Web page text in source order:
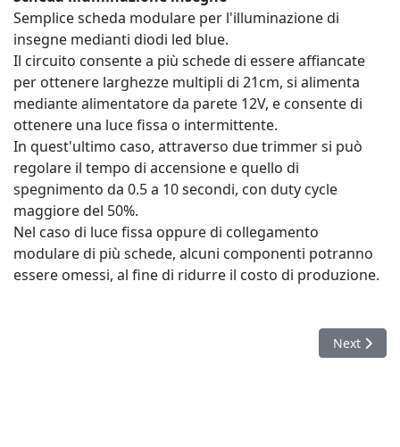
Semplice scheda modulare per l'illuminazione di
insegne medianti diodi led blue.
Il circuito consente a più schede di essere affiancate
per ottenere larghezze multipli di 21cm, si alimenta
mediante alimentatore da parete 12V, e consente di
ottenere una luce fissa o intermittente.
In quest'ultimo caso, attraverso due trimmer si può
regolare il tempo di accensione e quello di
spegnimento da 0.5 a 10 secondi, con duty cycle
maggiore del 50%.
Nel caso di luce fissa oppure di collegamento
modulare di più schede, alcuni componenti potranno
essere omessi, al fine di ridurre il costo di produzione.
Next
Next